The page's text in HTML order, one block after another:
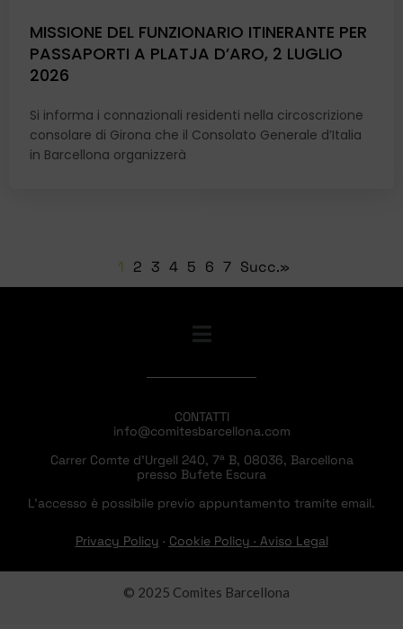
MISSIONE DEL FUNZIONARIO ITINERANTE PER
PASSAPORTI A PLATJA D’ARO, 2 LUGLIO
2026
Si informa i connazionali residenti nella circoscrizione
consolare di Girona che il Consolato Generale d’Italia
in Barcellona organizzerà
1 2 3 4 5 6 7 Succ.»
CONTATTI
info@comitesbarcellona.com
Carrer Comte d’Urgell 240, 7ª B, 08036, Barcellona
presso Bufete Escura
L’accesso è possibile previo appuntamento tramite email.
Privacy Policy · Cookie Policy · Aviso Legal
© 2025 Comites Barcellona